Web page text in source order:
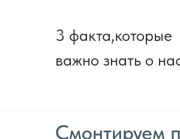
3 факта,которые
важно знать о
Смонтируем